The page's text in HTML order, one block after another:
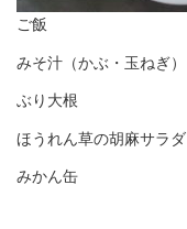
ご飯
みそ汁（かぶ・玉ねぎ）
ぶり大根
ほうれん草の胡麻サラダ
みかん缶